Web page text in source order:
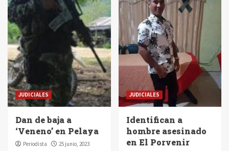
JUDICIALES
Dan de baja a
‘Veneno’ en Pelaya
Periodista 25 junio, 2023
JUDICIALES
Identifican a
hombre asesinado
en El Porvenir